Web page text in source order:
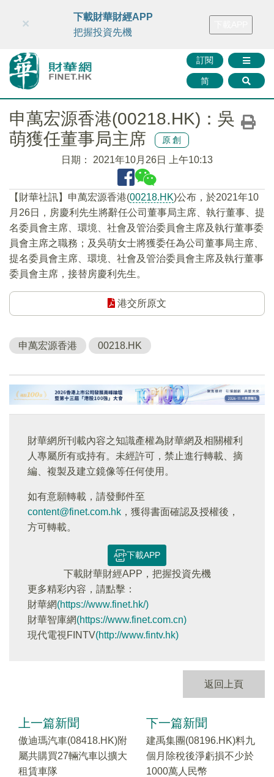
財華智庫網 FINTV FINMETA 財華證券 媒體矩陣
訂閱
简
×
下載財華財經APP
把握投資先機
申萬宏源香港(00218.HK)：吳
萌獲任董事局主席
原創
日期： 2021年10月26日 上午10:13
【財華社訊】申萬宏源香港(00218.HK)公布，於2021年10
月26日，房慶利先生將辭任公司董事局主席、執行董事、提
名委員會主席、環境、社會及管治委員會主席及執行董事委
員會主席之職務；及吳萌女士將獲委任為公司董事局主席、
提名委員會主席、環境、社會及管治委員會主席及執行董事
委員會主席，接替房慶利先生。
港交所原文
申萬宏源香港 00218.HK
財華網所刊載內容之知識產權為財華網及相關權利
人專屬所有或持有。未經許可，禁止進行轉載、摘
編、複製及建立鏡像等任何使用。
如有意願轉載，請發郵件至
content@finet.com.hk ，獲得書面確認及授權後，
方可轉載。
下載APP
下載財華財經APP，把握投資先機
更多精彩内容，請點擊：
財華網(https://www.finet.hk/)
財華智庫網(https://www.finet.com.cn)
現代電視FINTV(http://www.fintv.hk)
返回上頁
上一篇新聞
傲迪瑪汽車(08418.HK)附
屬共購買27輛汽車以擴大
租賃車隊
下一篇新聞
建禹集團(08196.HK)料九
個月除稅後淨虧損不少於
1000萬人民幣